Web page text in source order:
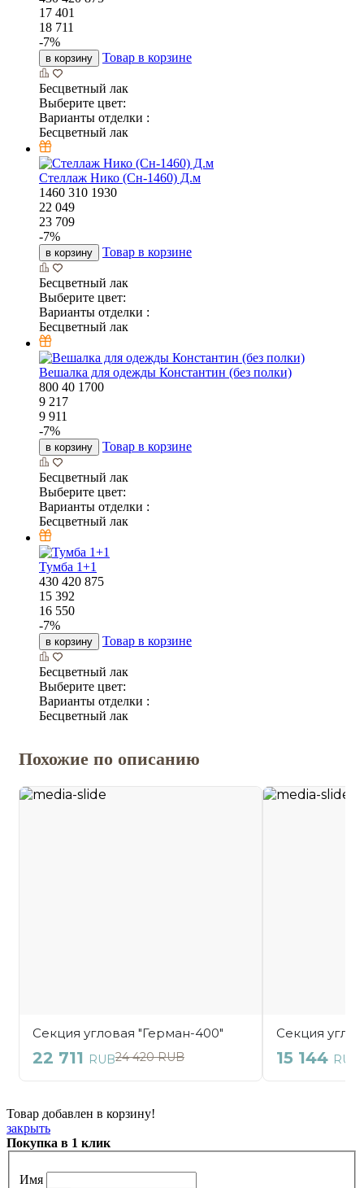
17 401
18 711
-7%
в корзину Товар в корзине
Бесцветный лак
Выберите цвет:
Варианты отделки :
Бесцветный лак
Стеллаж Нико (Сн-1460) Д.м
1460 310 1930
22 049
23 709
-7%
в корзину Товар в корзине
Бесцветный лак
Выберите цвет:
Варианты отделки :
Бесцветный лак
Вешалка для одежды Константин (без полки)
800 40 1700
9 217
9 911
-7%
в корзину Товар в корзине
Бесцветный лак
Выберите цвет:
Варианты отделки :
Бесцветный лак
Тумба 1+1
430 420 875
15 392
16 550
-7%
в корзину Товар в корзине
Бесцветный лак
Выберите цвет:
Варианты отделки :
Бесцветный лак
Товар добавлен в корзину!
закрыть
Покупка в 1 клик
Имя